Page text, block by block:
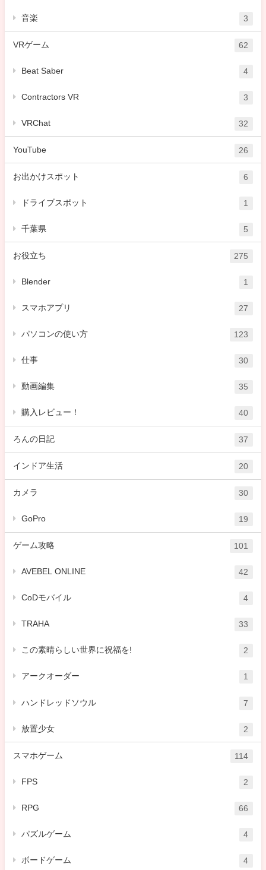
音楽 3
VRゲーム 62
Beat Saber 4
Contractors VR 3
VRChat 32
YouTube 26
お出かけスポット 6
ドライブスポット 1
千葉県 5
お役立ち 275
Blender 1
スマホアプリ 27
パソコンの使い方 123
仕事 30
動画編集 35
購入レビュー！ 40
ろんの日記 37
インドア生活 20
カメラ 30
GoPro 19
ゲーム攻略 101
AVEBEL ONLINE 42
CoDモバイル 4
TRAHA 33
この素晴らしい世界に祝福を! 2
アークオーダー 1
ハンドレッドソウル 7
放置少女 2
スマホゲーム 114
FPS 2
RPG 66
パズルゲーム 4
ボードゲーム 4